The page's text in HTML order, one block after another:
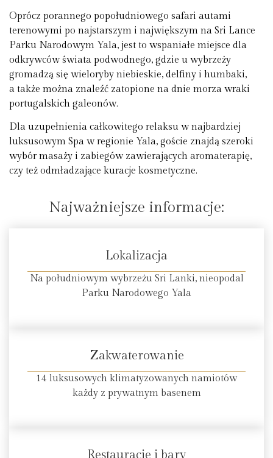
Oprócz porannego popołudniowego safari autami
terenowymi po najstarszym i największym na Sri Lance
Parku Narodowym Yala, jest to wspaniałe miejsce dla
odkrywców świata podwodnego, gdzie u wybrzeży
gromadzą się wieloryby niebieskie, delfiny i humbaki,
a także można znaleźć zatopione na dnie morza wraki
portugalskich galeonów.
Dla uzupełnienia całkowitego relaksu w najbardziej
luksusowym Spa w regionie Yala, goście znajdą szeroki
wybór masaży i zabiegów zawierających aromaterapię,
czy też odmładzające kuracje kosmetyczne.
Najważniejsze informacje:
Lokalizacja
Na południowym wybrzeżu Sri Lanki, nieopodal
Parku Narodowego Yala
Zakwaterowanie
14 luksusowych klimatyzowanych namiotów
każdy z prywatnym basenem
Restauracje i bary